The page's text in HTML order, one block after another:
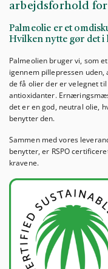
arbejdsforhold for
Palmeolie er et
Hvilken nytte gør det i
Palmeolien bruger vi, som
igennem pillepressen
de få olier der er velegnet
antioxidanter.
det er en god, neutral olie,
benytter den.
Sammen med vores
benytter, er RSPO
kravene.